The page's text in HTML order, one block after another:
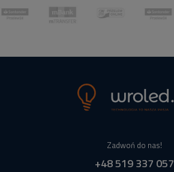
Zadwoń do nas!
+48 519 337 057